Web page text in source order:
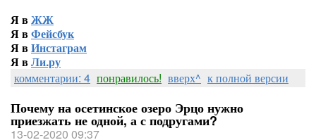
Я вЖЖ
Я вФейсбук
Я вИнстаграм
Я вЛи.ру
комментарии: 4 понравилось! вверх^ к полной версии
Почему на осетинское озеро Эрцо нужно
приезжать не одной, а с подругами?
13-02-2020 09:37